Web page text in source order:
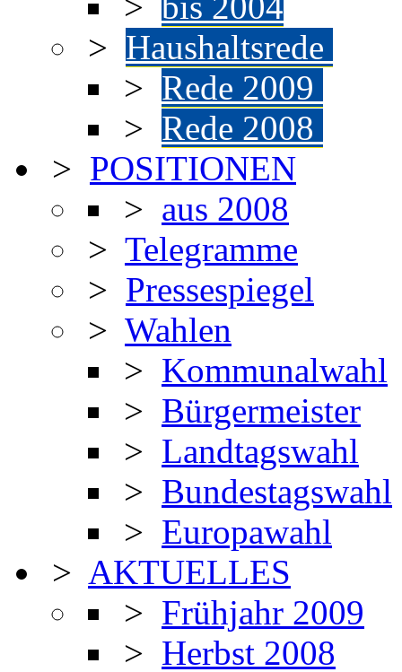
> Haushaltsrede
> Rede 2009
> Rede 2008
> POSITIONEN
> aus 2008
> Telegramme
> Pressespiegel
> Wahlen
> Kommunalwahl
> Bürgermeister
> Landtagswahl
> Bundestagswahl
> Europawahl
> AKTUELLES
> Frühjahr 2009
> Herbst 2008